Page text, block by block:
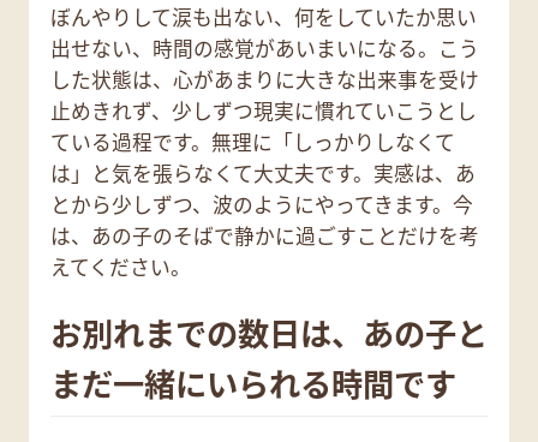
ぼんやりして涙も出ない、何をしていたか思い
出せない、時間の感覚があいまいになる。こう
した状態は、心があまりに大きな出来事を受け
止めきれず、少しずつ現実に慣れていこうとし
ている過程です。無理に「しっかりしなくて
は」と気を張らなくて大丈夫です。実感は、あ
とから少しずつ、波のようにやってきます。今
は、あの子のそばで静かに過ごすことだけを考
えてください。
お別れまでの数日は、あの子と
まだ一緒にいられる時間です